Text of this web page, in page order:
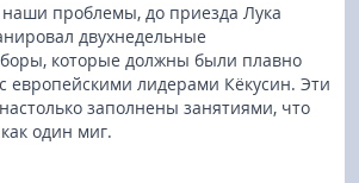
проблемы, до приезда Лука
двухнедельные
которые должны были плавно
европейскими лидерами Кёкусин. Эти
заполнены занятиями, что
один миг.